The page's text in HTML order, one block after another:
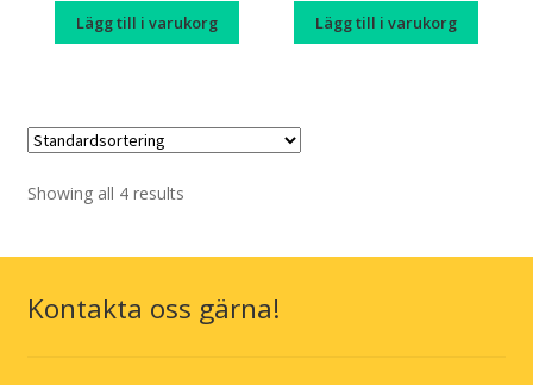
Info/villkor
Lägg till i varukorg Lägg till i varukorg
Showing all 4 results
Kontakta oss gärna!